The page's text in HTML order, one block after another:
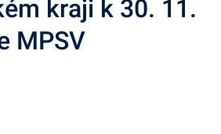
kraji k 30. 11.
MPSV